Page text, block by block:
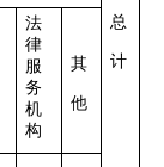
总
计
法
律
服
务
机
构
其
他